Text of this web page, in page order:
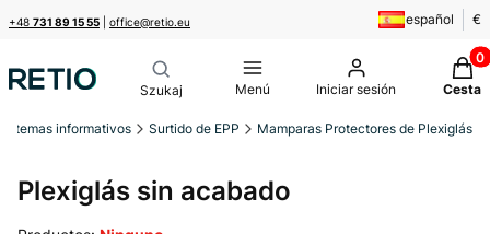
+48 731 89 15 55 office@retio.eu español €
Menú Iniciar sesión Cesta
informativos Surtido de EPP Mamparas Protectores de Plexiglás
Plexiglás sin acabado